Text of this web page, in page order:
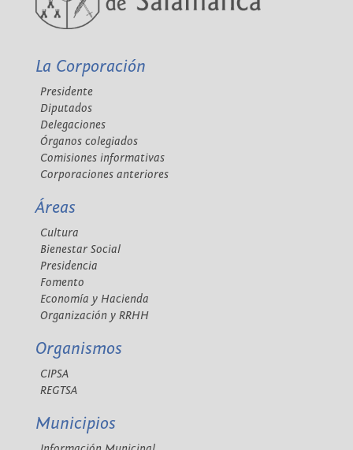
La Corporación
Presidente
Diputados
Delegaciones
Órganos colegiados
Comisiones informativas
Corporaciones anteriores
Áreas
Cultura
Bienestar Social
Presidencia
Fomento
Economía y Hacienda
Organización y RRHH
Organismos
CIPSA
REGTSA
Municipios